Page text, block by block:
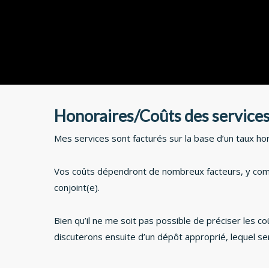
Honoraires/Coûts des
Mes services sont facturés sur la base d’un taux
Vos coûts dépendront de nombreux facteurs, y
conjoint(e).
Bien qu’il ne me soit pas possible de préciser les
discuterons ensuite d’un dépôt approprié, lequel